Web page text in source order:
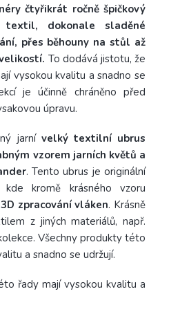
čtyřikrát ročně špičkový
textil, dokonale sladěné
přes běhouny na stůl až
To dodává jistotu, že
vysokou kvalitu a snadno se
je účinně chráněno před
úpravu.
jarnívelký textilní ubrus
vzorem jarních květů a
. Tento ubrus je originální
kde kromě krásného vzoru
3D zpracování vláken. Krásně
z jiných materiálů, např.
Všechny produkty této
a snadno se udržují.
řady mají vysokou kvalitu a